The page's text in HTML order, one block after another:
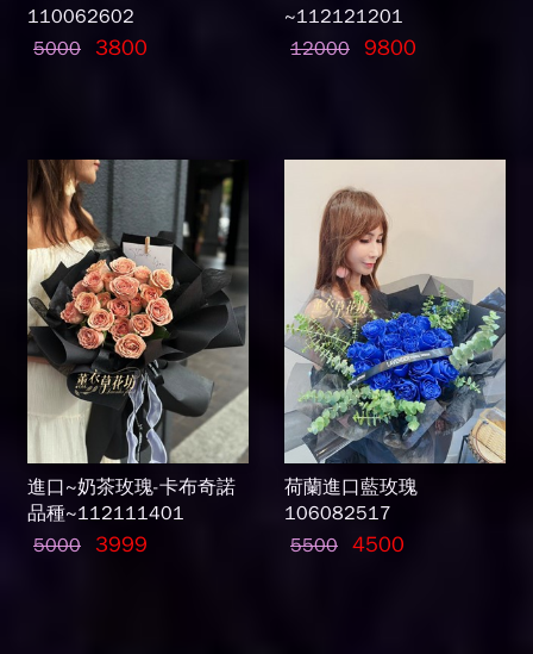
110062602
5000 3800
~112121201
12000 9800
進口~奶茶玫瑰-卡布奇諾
品種~112111401
5000 3999
荷蘭進口藍玫瑰
106082517
5500 4500